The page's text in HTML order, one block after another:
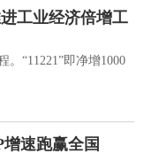
工业经济倍增工
。“11221”即净增1000
速跑赢全国